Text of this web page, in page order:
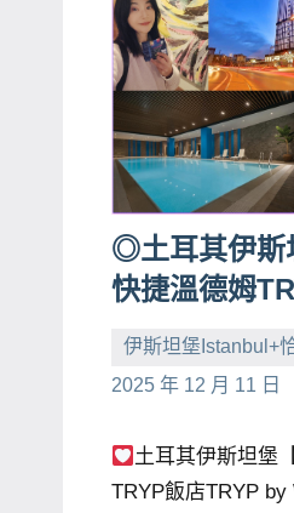
學
校
企
講
座、
部
落
客
及
旅
遊
誌
專
◎土耳其伊斯
快捷溫德姆
伊斯坦堡Istanbul+
2025 年 12 月 11 日
小
No
土耳其伊斯坦堡
TRYP飯店TRYP